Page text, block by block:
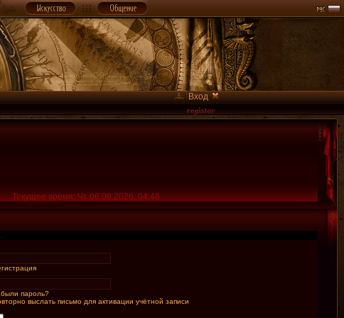
Вход
Текущее время: Чт 06.08.2026, 04:48
пароль?
выслать письмо для активации учётной записи